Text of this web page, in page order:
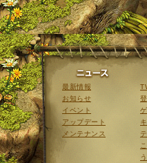
最新情報
お知らせ
イベント
アップデート
メンテナンス
う